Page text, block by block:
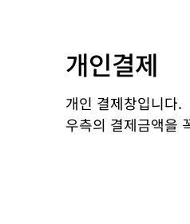
개인결제
개인 결제창입니다.
우측의 결제금액을